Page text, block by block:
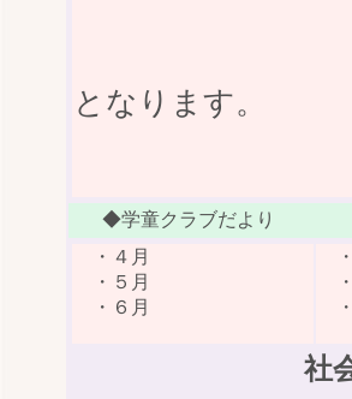
１８時～
申請書が
となります。
◆学童クラブだより
・ ４月
・ ５月
・ ６月
・
・
・
社